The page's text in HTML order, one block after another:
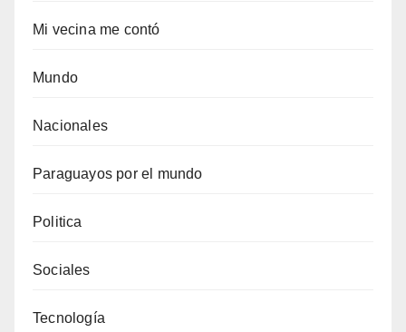
Mi vecina me contó
Mundo
Nacionales
Paraguayos por el mundo
Politica
Sociales
Tecnología